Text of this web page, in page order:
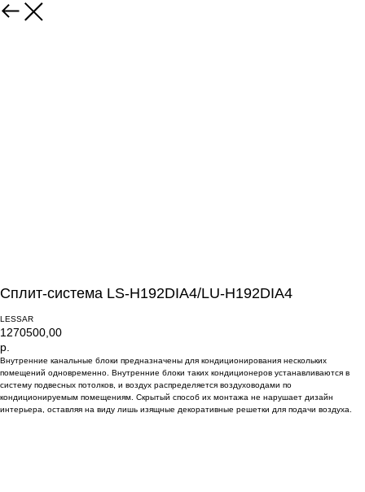
Сплит-система LS-H192DIA4/LU-H192DIA4
LESSAR
1270500,00
р.
Внутренние канальные блоки предназначены для кондиционирования нескольких
помещений одновременно. Внутренние блоки таких кондиционеров устанавливаются в
систему подвесных потолков, и воздух распределяется воздуховодами по
кондиционируемым помещениям. Скрытый способ их монтажа не нарушает дизайн
интерьера, оставляя на виду лишь изящные декоративные решетки для подачи воздуха.